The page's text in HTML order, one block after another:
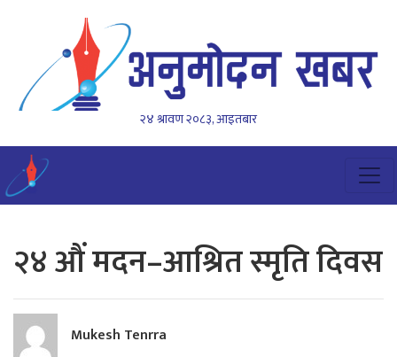
२४ श्रावण २०८३, आइतबार
२४ औं मदन–आश्रित स्मृति दिवस
Mukesh Tenrra